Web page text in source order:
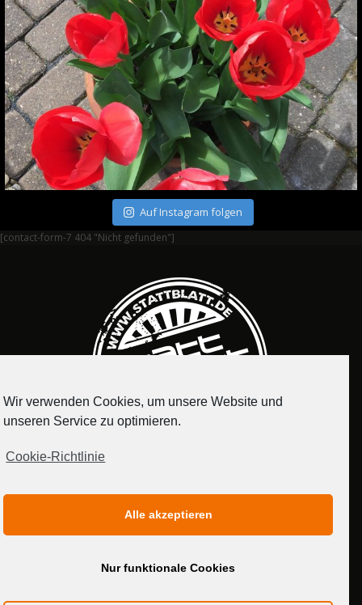
Auf Instagram folgen
[contact-form-7 404 "Nicht gefunden"]
MEDIADATEN
Wir verwenden Cookies, um unsere Website und
unseren Service zu optimieren.
Cookie-Richtlinie
Alle akzeptieren
Nur funktionale Cookies